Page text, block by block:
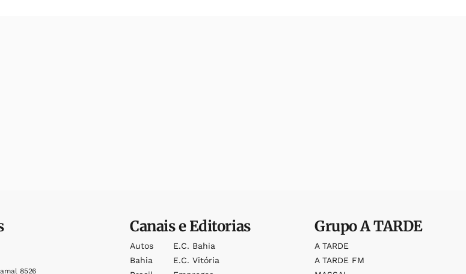
8526
Canais e Editorias
Autos
Bahia
E.c. Bahia
E.c. Vitória
GrupoA TARDE
A TARDE
A TARDE FM